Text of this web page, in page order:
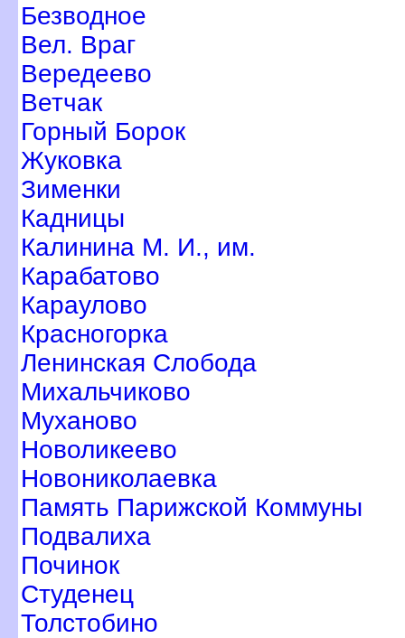
Безводное
ел. Вра
ередеево
етчак
Горный Борок
Жуковка
Зименки
Кадницы
Калинина М. И., им.
Карабатово
Караулово
Красногорка
Ленинская Слобода
Михальчиково
Муханово
Новоликеево
Новониколаевка
Память Парижской Коммуны
Подвалиха
Починок
Студенец
Толстобино